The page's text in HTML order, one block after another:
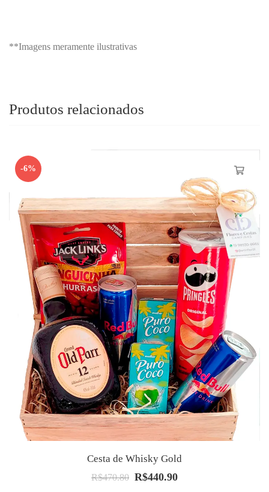
**Imagens meramente ilustrativas
Produtos relacionados
-6%
Cesta de Whisky Gold
R$470.80 O
R$440.90O